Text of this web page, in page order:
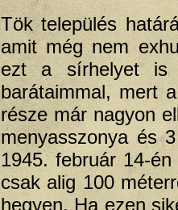
Tök település
amit még nem
ezt a sírhelyet is
barátaimmal, mert
része már nagyon
menyasszonya és
1945. február 14-
csak alig 100
hegyen. Ha ezen